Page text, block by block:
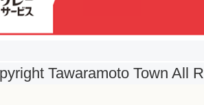
Tawaramoto Town All